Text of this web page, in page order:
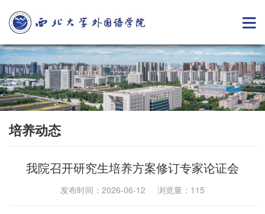
培养动态
我院召开研究生培养方案修订专家论证会
发布时间：2026-06-12 浏览量： 115